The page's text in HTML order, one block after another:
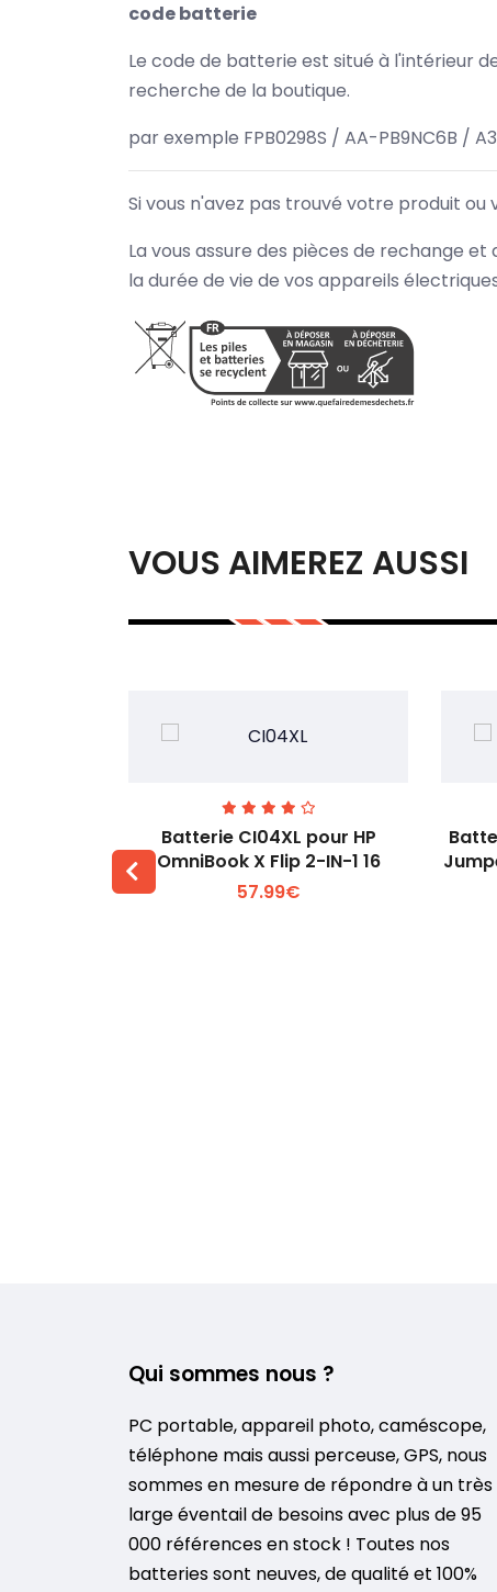
code batterie
Le code de batterie est situé à l'intérieur
recherche de la boutique.
par exemple FPB0298S / AA-PB9NC6B /
Si vous n'avez pas trouvé votre produit
La vous assure des pièces de rechange
la durée de vie de vos appareils
VOUS AIMEREZ AUSSI
Voir plus +
Batterie CI04XL pour HP
OmniBook X Flip 2-IN-1 16
57.99€
Qui sommes nous ?
PC portable, appareil photo, caméscope,
téléphone mais aussi perceuse, GPS, nous
sommes en mesure de répondre à un très
large éventail de besoins avec plus de 95
000 références en stock ! Toutes nos
batteries sont neuves, de qualité et 100%